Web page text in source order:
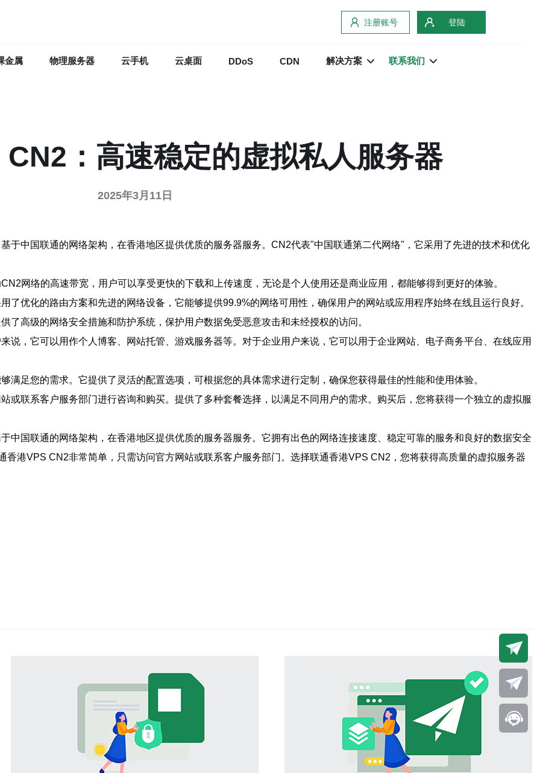
注册账号 登陆
金属 物理服务器 云手机 云桌面 DDoS CDN 解决方案 联系我们
：高速稳定的虚拟私人服务器
2025年3月11日
于中国联通的网络架构，在香港地区提供优质的服务器服务。CN2代表"中国联通第二代网络"，它采用了先进的技术和优化
网络的高速带宽，用户可以享受更快的下载和上传速度，无论是个人使用还是商业应用，都能够得到更好的体验。
了优化的路由方案和先进的网络设备，它能够提供99.9%的网络可用性，确保用户的网站或应用程序始终在线且运行良好。
了高级的网络安全措施和防护系统，保护用户数据免受恶意攻击和未经授权的访问。
说，它可以用作个人博客、网站托管、游戏服务器等。对于企业用户来说，它可以用于企业网站、电子商务平台、在线应用
满足您的需求。它提供了灵活的配置选项，可根据您的具体需求进行定制，确保您获得最佳的性能和使用体验。
或联系客户服务部门进行咨询和购买。提供了多种套餐选择，以满足不同用户的需求。购买后，您将获得一个独立的虚拟服
中国联通的网络架构，在香港地区提供优质的服务器服务。它拥有出色的网络连接速度、稳定可靠的服务和良好的数据安全
港VPS CN2非常简单，只需访问官方网站或联系客户服务部门。选择联通香港VPS CN2，您将获得高质量的虚拟服务器